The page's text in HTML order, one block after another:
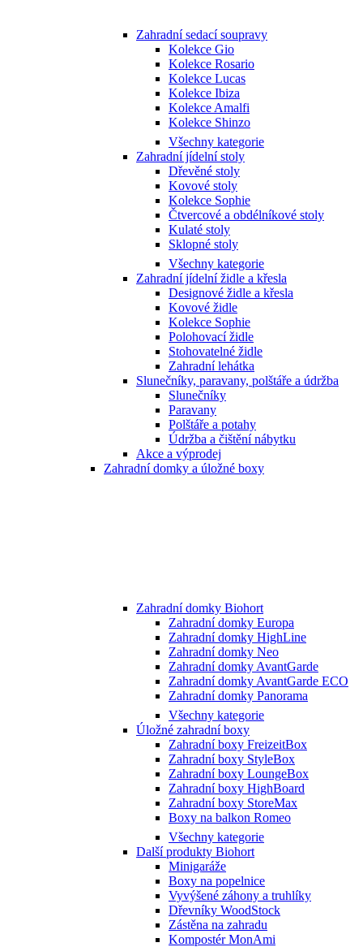
Zahradní sedací soupravy
Kolekce Gio
Kolekce Rosario
Kolekce Lucas
Kolekce Ibiza
Kolekce Amalfi
Kolekce Shinzo
Všechny kategorie
Zahradní jídelní stoly
Dřevěné stoly
Kovové stoly
Kolekce Sophie
Čtvercové a obdélníkové stoly
Kulaté stoly
Sklopné stoly
Všechny kategorie
Zahradní jídelní židle a křesla
Designové židle a křesla
Kovové židle
Kolekce Sophie
Polohovací židle
Stohovatelné židle
Zahradní lehátka
Slunečníky, paravany, polštáře a údržba
Slunečníky
Paravany
Polštáře a potahy
Údržba a čištění nábytku
Akce a výprodej
Zahradní domky a úložné boxy
Zahradní domky Biohort
Zahradní domky Europa
Zahradní domky HighLine
Zahradní domky Neo
Zahradní domky AvantGarde
Zahradní domky AvantGarde ECO
Zahradní domky Panorama
Všechny kategorie
Úložné zahradní boxy
Zahradní boxy FreizeitBox
Zahradní boxy StyleBox
Zahradní boxy LoungeBox
Zahradní boxy HighBoard
Zahradní boxy StoreMax
Boxy na balkon Romeo
Všechny kategorie
Další produkty Biohort
Minigaráže
Boxy na popelnice
Vyvýšené záhony a truhlíky
Dřevníky WoodStock
Zástěna na zahradu
Kompostér MonAmi